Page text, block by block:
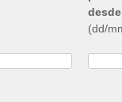
desde
(dd/